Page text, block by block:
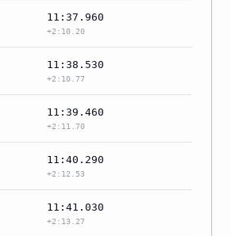
11:37.960
+2:10.20
11:38.530
+2:10.77
11:39.460
+2:11.70
11:40.290
+2:12.53
11:41.030
+2:13.27